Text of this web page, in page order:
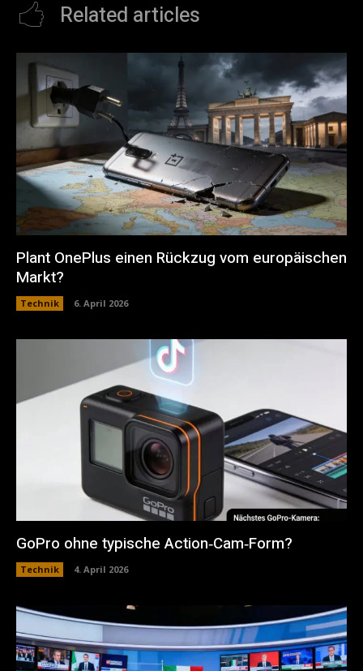
Related articles
Plant OnePlus einen Rückzug vom europäischen
Markt?
Technik 6. April 2026
GoPro ohne typische Action‑Cam‑Form?
Technik 4. April 2026